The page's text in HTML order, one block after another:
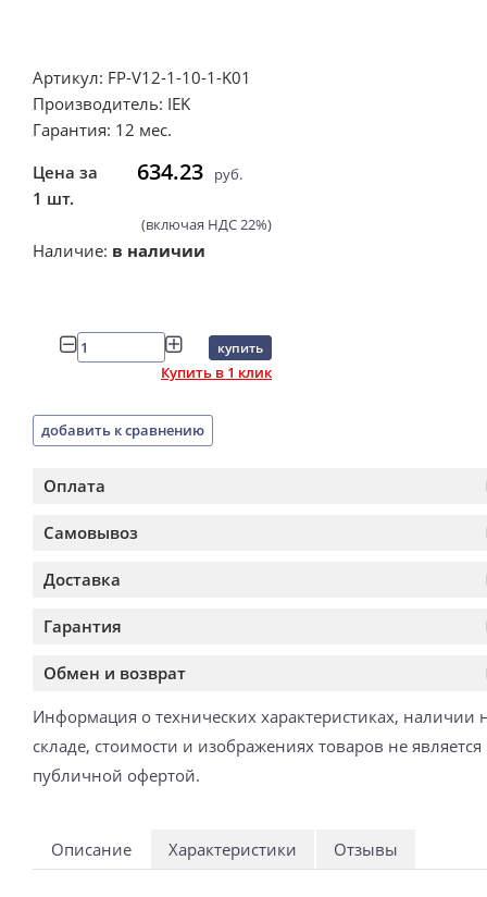
Артикул: FP-V12-1-10-1-K01
Производитель: IEK
Гарантия: 12 мес.
Цена за
1 шт.
634.23 руб.
(включая НДС 22%)
Наличие: в наличии
купить
Купить в 1 клик
добавить к сравнению
Оплата
Самовывоз
Доставка
Гарантия
Обмен и возврат
Информация о технических характеристиках, наличии
складе, стоимости и изображениях товаров не является
публичной офертой.
Описание Характеристики Отзывы